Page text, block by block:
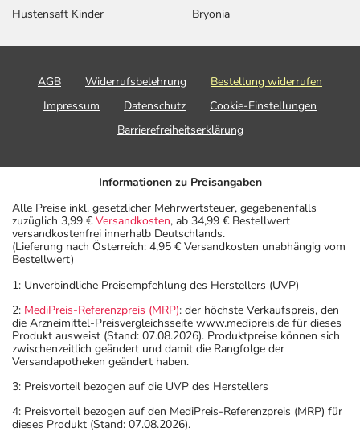
Hustensaft Kinder
Bryonia
AGB Widerrufsbelehrung
Bestellung widerrufen
Impressum
Datenschutz
Cookie-Einstellungen
Barrierefreiheitserklärung
Informationen zu Preisangaben
Alle Preise inkl. gesetzlicher Mehrwertsteuer, gegebenenfalls
zuzüglich 3,99 € Versandkosten, ab 34,99 € Bestellwert
versandkostenfrei innerhalb Deutschlands.
(Lieferung nach Österreich: 4,95 € Versandkosten unabhängig vom
Bestellwert)
1: Unverbindliche Preisempfehlung des Herstellers (UVP)
2: MediPreis-Referenzpreis (MRP): der höchste Verkaufspreis, den
die Arzneimittel-Preisvergleichsseite www.medipreis.de für dieses
Produkt ausweist (Stand: 07.08.2026). Produktpreise können sich
zwischenzeitlich geändert und damit die Rangfolge der
Versandapotheken geändert haben.
3: Preisvorteil bezogen auf die UVP des Herstellers
4: Preisvorteil bezogen auf den MediPreis-Referenzpreis (MRP) für
dieses Produkt (Stand: 07.08.2026).